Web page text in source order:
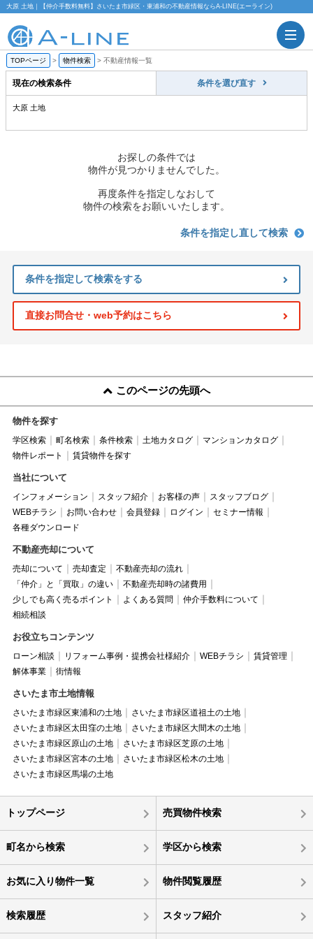
大原 土地｜【仲介手数料無料】さいたま市緑区・東浦和の不動産情報ならA-LINE(エーライン)
TOPページ > 物件検索 > 不動産情報一覧
現在の検索条件 条件を選び直す
大原 土地
お探しの条件では
物件が見つかりませんでした。
再度条件を指定しなおして
物件の検索をお願いいたします。
条件を指定し直して検索
条件を指定して検索をする
直接お問合せ・web予約はこちら
このページの先頭へ
物件を探す
学区検索 町名検索 条件検索 土地カタログ
マンションカタログ
物件レポート
賃貸物件を探す
当社について
インフォメーション スタッフ紹介 お客様の声
スタッフブログ
WEBチラシ
お問い合わせ 会員登録 ログイン
セミナー情報
各種ダウンロード
不動産売却について
売却について 売却査定
不動産売却の流れ
「仲介」と「買取」の違い
不動産売却時の諸費用
少しでも高く売るポイント
よくある質問
仲介手数料について
相続相談
お役立ちコンテンツ
ローン相談 リフォーム事例・提携会社様紹介 WEBチラシ
賃貸管理
解体事業
街情報
さいたま市土地情報
さいたま市緑区東浦和の土地
さいたま市緑区道祖土の土地
さいたま市緑区太田窪の土地
さいたま市緑区大間木の土地
さいたま市緑区原山の土地
さいたま市緑区芝原の土地
さいたま市緑区宮本の土地
さいたま市緑区松木の土地
さいたま市緑区馬場の土地
トップページ 売買物件検索
町名から検索 学区から検索
お気に入り物件一覧 物件閲覧履歴
検索履歴 スタッフ紹介